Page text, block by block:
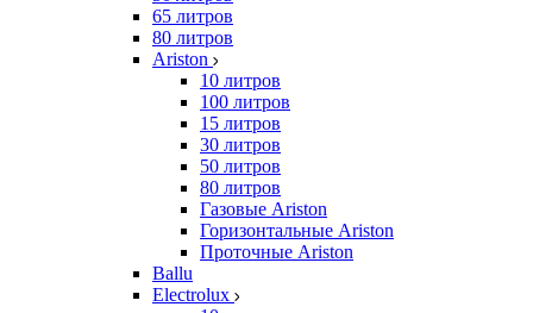
65 литров
80 литров
Ariston
10 литров
100 литров
15 литров
30 литров
50 литров
80 литров
Газовые Ariston
Горизонтальные Ariston
Проточные Ariston
Ballu
Electrolux